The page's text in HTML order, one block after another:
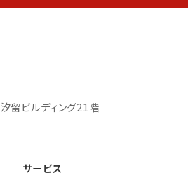
汐留ビルディング21階
サービス